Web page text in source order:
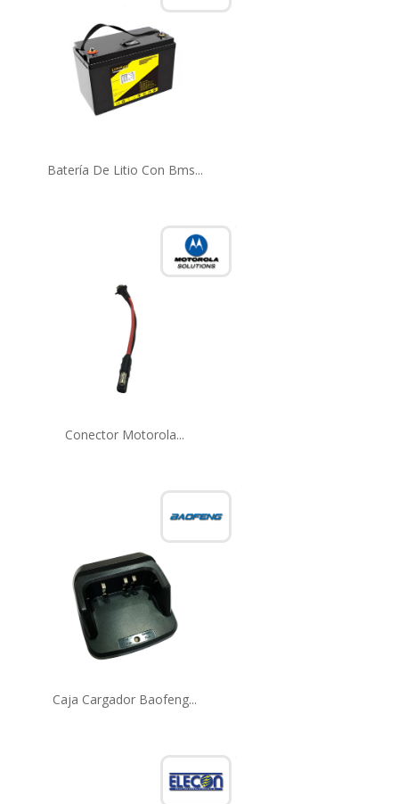
Batería De Litio Con Bms...
Conector Motorola...
Caja Cargador Baofeng...